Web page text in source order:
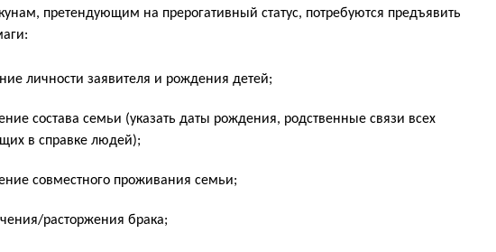
претендующим на прерогативный статус, потребуются предъявить
личности заявителя и рождения детей;
состава семьи (указать даты рождения, родственные связи всех
в справке людей);
совместного проживания семьи;
расторжения брака;